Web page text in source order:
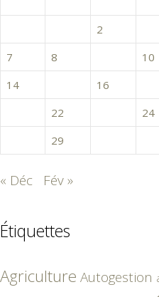
2
7
8 10
14
16
22 24
29
« Déc Fév »
Étiquettes
Agriculture Autogestion